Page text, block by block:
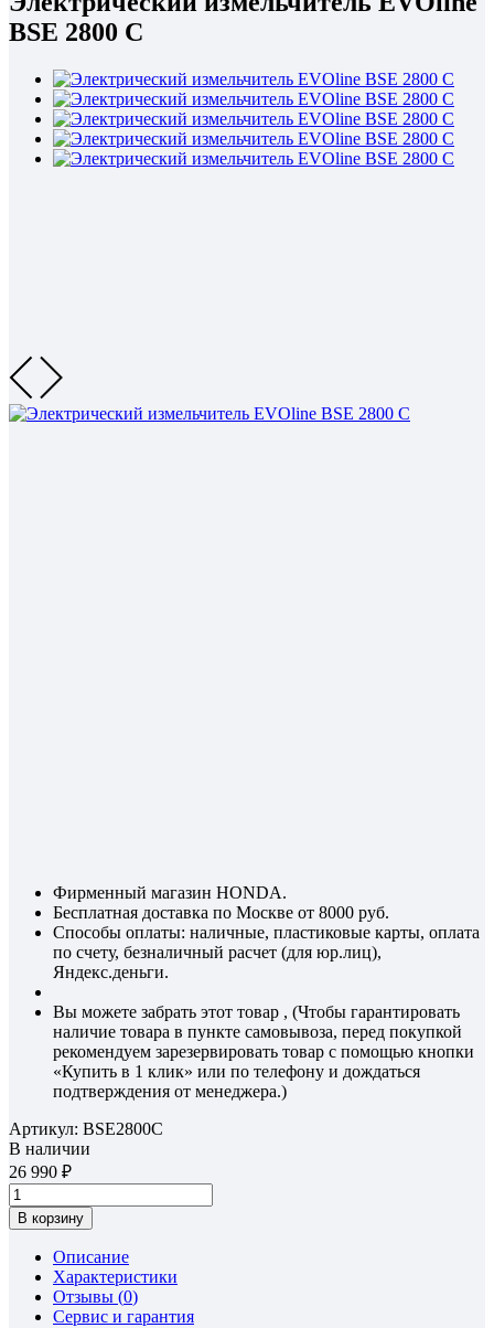
BSE 2800 C
Фирменный магазин HONDA.
Бесплатная доставка по Москве от 8000 руб.
Способы оплаты: наличные, пластиковые карты, оплата
по счету, безналичный расчет (для юр.лиц),
Яндекс.деньги.
Вы можете забрать этот товар , (Чтобы гарантировать
наличие товара в пункте самовывоза, перед покупкой
рекомендуем зарезервировать товар с помощью кнопки
«Купить в 1 клик» или по телефону и дождаться
подтверждения от менеджера.)
Артикул: BSE2800C
В наличии
26 990
В корзину
Описание
Характеристики
Отзывы (0)
Сервис и гарантия